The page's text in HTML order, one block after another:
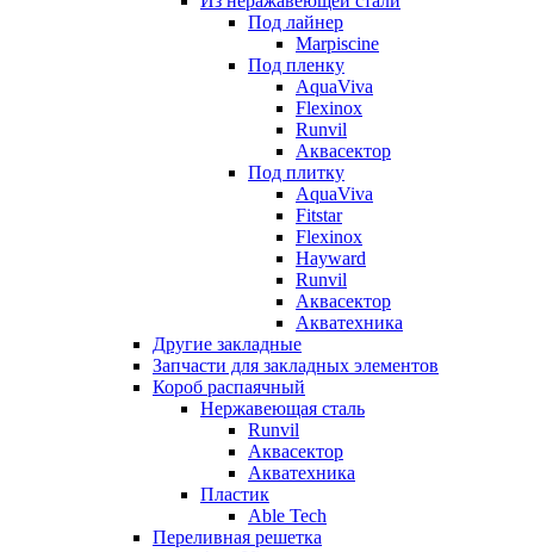
Под лайнер
Marpiscine
Под пленку
AquaViva
Flexinox
Runvil
Аквасектор
Под плитку
AquaViva
Fitstar
Flexinox
Hayward
Runvil
Аквасектор
Акватехника
Другие закладные
Запчасти для закладных элементов
Короб распаячный
Нержавеющая сталь
Runvil
Аквасектор
Акватехника
Пластик
Able Tech
Переливная решетка